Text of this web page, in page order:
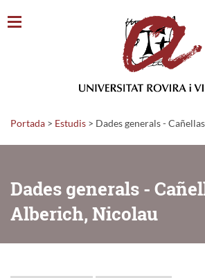
Portada > Estudis > Dades generals -
Dades generals -
Alberich, Nicolau